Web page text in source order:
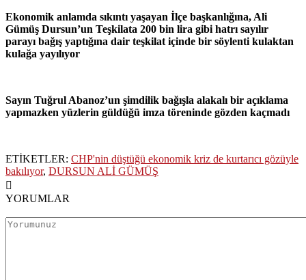
Ekonomik anlamda sıkıntı yaşayan İlçe başkanlığına, Ali
Gümüş Dursun’un Teşkilata 200 bin lira gibi hatrı sayılır
parayı bağış yaptığına dair teşkilat içinde bir söylenti kulaktan
kulağa yayılıyor
Sayın Tuğrul Abanoz’un şimdilik bağışla alakalı bir açıklama
yapmazken yüzlerin güldüğü imza töreninde gözden kaçmadı
ETİKETLER: CHP'nin düştüğü ekonomik kriz de kurtarıcı gözüyle
bakılıyor, DURSUN ALİ GÜMÜŞ
YORUMLAR